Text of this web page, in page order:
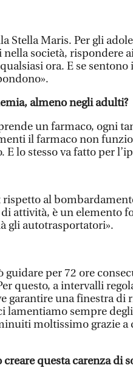
Stella Maris. Per gli
società, rispondere
ora. E se
almeno negli adulti?
un farmaco, ogni
il farmaco non
lo stesso va fatto per
al
attività, è un elemento
gli autotrasportatori».
guidare per 72 ore
questo, a intervalli
garantire una finestra di
lamentiamo sempre
moltissimo grazie a
questa carenza di